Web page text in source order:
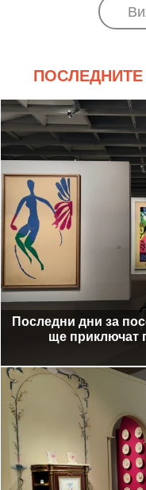
Последни дни за
ще приключат